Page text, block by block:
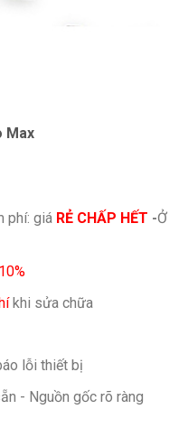
Max
phí: giá RẺ CHẤP HẾT -Ở
khi sửa chữa
lỗi thiết bị
- Nguồn gốc rõ ràng